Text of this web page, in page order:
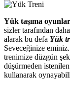
Yük taşıma
sizler tarafından
alarak bu defa Yük
Seveceğinize
trenimize düzgün
düşürmeden
kullanarak